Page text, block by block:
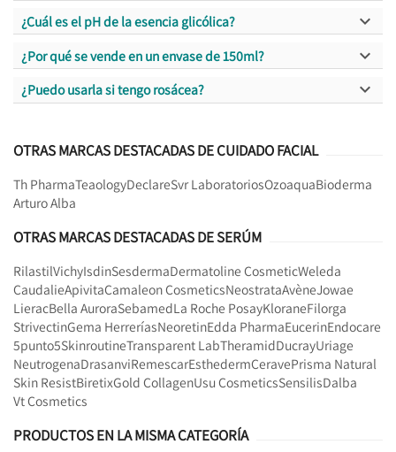
¿Cuál es el pH de la esencia glicólica? 
¿Por qué se vende en un envase de 150ml? 
¿Puedo usarla si tengo rosácea? 
OTRAS MARCAS DESTACADAS DE CUIDADO FACIAL
Th PharmaTeaologyDeclareSvr LaboratoriosOzoaquaBioderma
Arturo Alba
OTRAS MARCAS DESTACADAS DE SERÚM
RilastilVichyIsdinSesdermaDermatoline CosmeticWeleda
CaudalieApivitaCamaleon CosmeticsNeostrataAvèneJowae
LieracBella AuroraSebamedLa Roche PosayKloraneFilorga
StrivectinGema HerreríasNeoretinEdda PharmaEucerinEndocare
5punto5SkinroutineTransparent LabTheramidDucrayUriage
NeutrogenaDrasanviRemescarEsthedermCeravePrisma Natural
Skin ResistBiretixGold CollagenUsu CosmeticsSensilisDalba
Vt Cosmetics
PRODUCTOS EN LA MISMA CATEGORÍA